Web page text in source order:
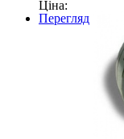
Ціна:
Перегляд